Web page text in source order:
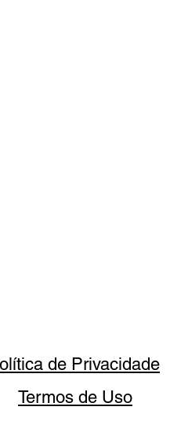
de Privacidade
Termos de Uso